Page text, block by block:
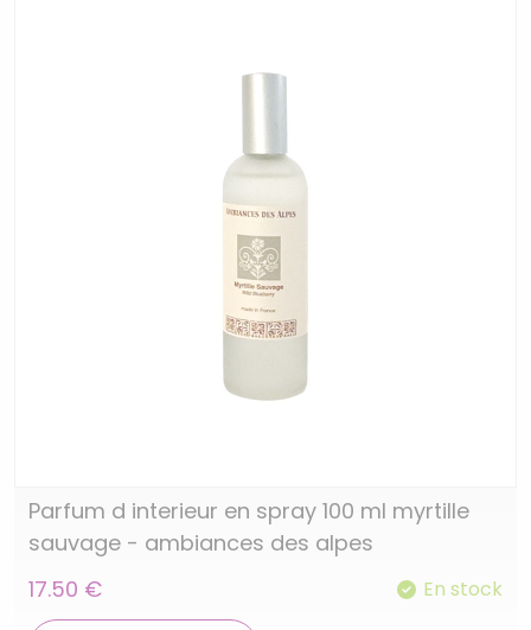
Parfum d interieur en spray 100 ml myrtille
sauvage - ambiances des alpes
17.50 €
En stock